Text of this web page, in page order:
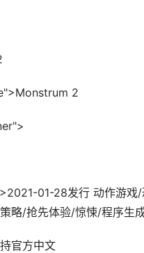
2
01-28发行 动作游
略/抢先体验/惊悚/程序生
官方中文